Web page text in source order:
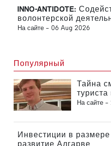
INNO-ANTIDOTE:
волонтерской
На сайте - 06 Aug 2026
Популярный
Тайна
На сайте -
Инвестиции в
развитие Алгарве